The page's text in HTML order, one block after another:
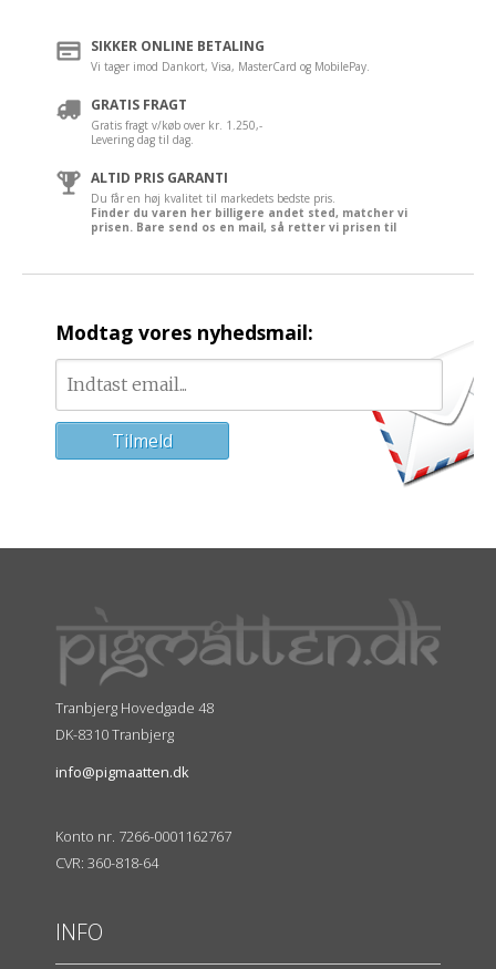
SIKKER ONLINE BETALING
Vi tager imod Dankort, Visa, MasterCard og MobilePay.
GRATIS FRAGT
Gratis fragt v/køb over kr. 1.250,-
Levering dag til dag.
ALTID PRIS GARANTI
Du får en høj kvalitet til markedets bedste pris.
Finder du varen her billigere andet sted, matcher vi
prisen. Bare send os en mail, så retter vi prisen til
Modtag vores nyhedsmail:
Tranbjerg Hovedgade 48
DK-8310 Tranbjerg
info@pigmaatten.dk
Konto nr. 7266-0001162767
CVR: 360-818-64
INFO